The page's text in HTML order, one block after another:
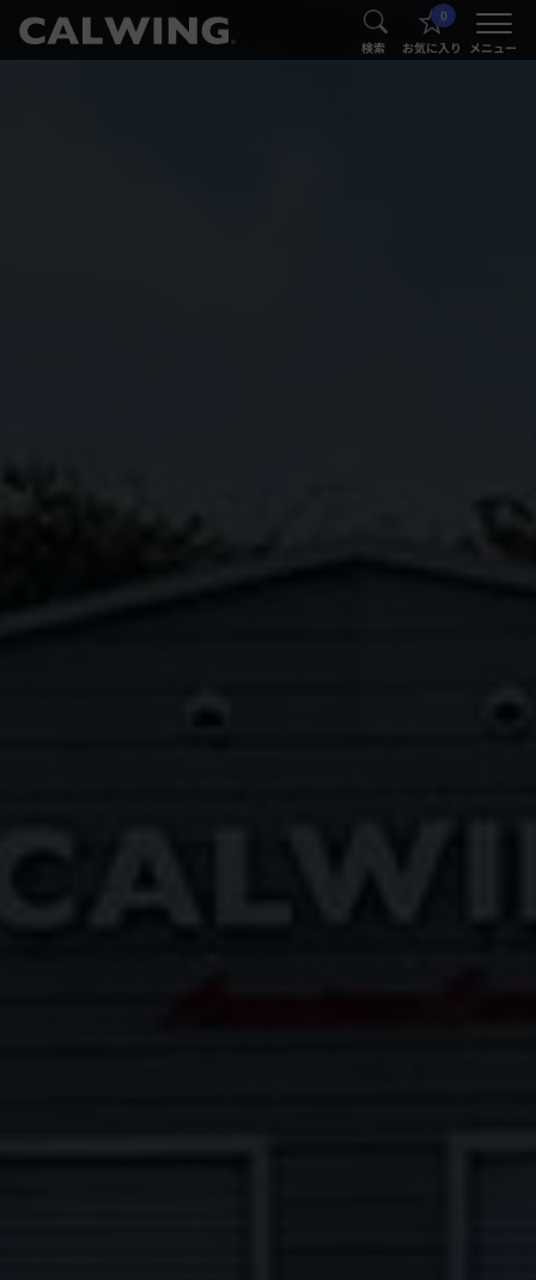
® 検索
0
お気に入り メニュー
®